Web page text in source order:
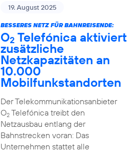
19. August 2025
BESSERES NETZ FÜR BAHNREISENDE:
O2 Telefónica aktiviert
zusätzliche
Netzkapazitäten an
10.000
Mobilfunkstandorten
Der Telekommunikationsanbieter
O2Telefónica treibt den
Netzausbau entlang der
Bahnstrecken voran: Das
Unternehmen stattet alle